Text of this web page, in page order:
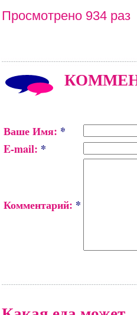
Просмотрено 934 раз
Ваше Имя: *
E-mail: *
Комментарий: *